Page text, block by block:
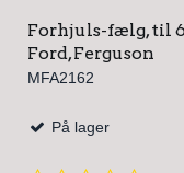
Forhjuls-fælg, til
Ford, Ferguson
MFA2162
På lager